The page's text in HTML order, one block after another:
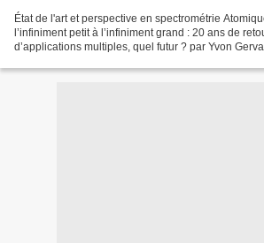
État de l'art et perspective en spectrométrie
l’infiniment petit à l’infiniment grand : 20 ans de
d’applications multiples, quel futur ? par Yvon